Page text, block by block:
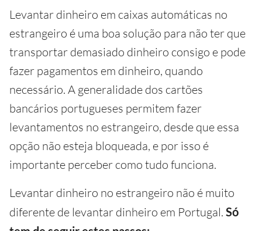
Levantar dinheiro em caixas automáticas no
estrangeiro é uma boa solução para não ter que
transportar demasiado dinheiro consigo e pode
fazer pagamentos em dinheiro, quando
necessário. A generalidade dos cartões
bancários portugueses permitem fazer
levantamentos no estrangeiro, desde que essa
opção não esteja bloqueada, e por isso é
importante perceber como tudo funciona.
Levantar dinheiro no estrangeiro não é muito
diferente de levantar dinheiro em Portugal. Só